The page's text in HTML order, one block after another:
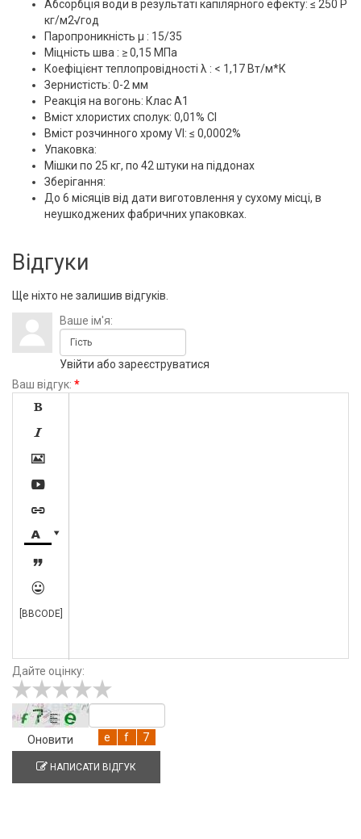
Абсорбція води в результаті капілярного ефекту: ≤ 250 Р
кг/м2√год
Паропроникність μ : 15/35
Міцність шва : ≥ 0,15 МПа
Коефіцієнт теплопровідності λ : < 1,17 Вт/м*К
Зернистість: 0-2 мм
Реакція на вогонь: Клас А1
Вміст хлористих сполук: 0,01% Cl
Вміст розчинного хрому VI: ≤ 0,0002%
Упаковка:
Мішки по 25 кг, по 42 штуки на піддонах
Зберігання:
До 6 місяців від дати виготовлення у сухому місці, в
неушкоджених фабричних упаковках.
Відгуки
Ще ніхто не залишив відгуків.
Ваше ім'я:
Увійти або зареєструватися
Ваш відгук: *









[BBCODE]
Дайте оцінку:
Оновити
НАПИСАТИ ВІДГУК